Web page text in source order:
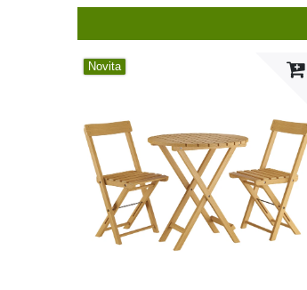
Novita